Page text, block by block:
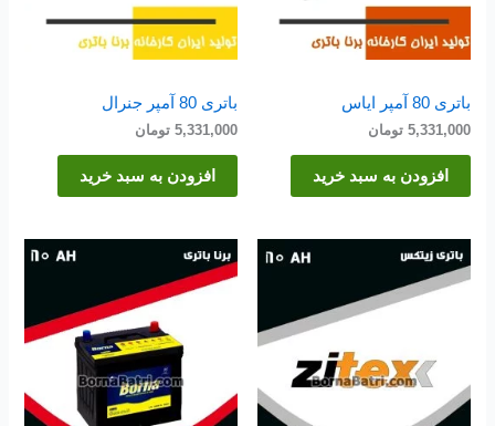
باتری 80 آمپر ایاس
5,331,000 تومان
افزودن به سبد خرید
باتری 80 آمپر جنرال
5,331,000 تومان
افزودن به سبد خرید